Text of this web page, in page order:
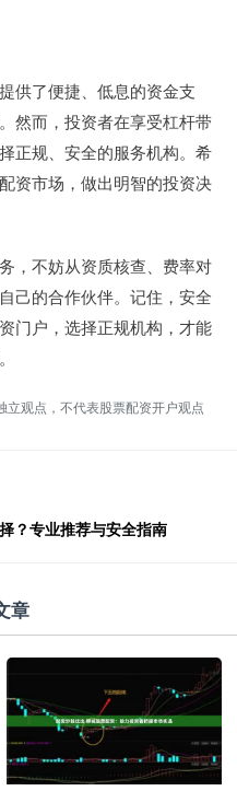
供了便捷、低息的资金支
然而，投资者在享受杠杆带
正规、安全的服务机构。希
资市场，做出明智的投资决
，不妨从资质核查、费率对
己的合作伙伴。记住，安全
门户，选择正规机构，才能
立观点，不代表股票配资开户观点
？专业推荐与安全指南
章